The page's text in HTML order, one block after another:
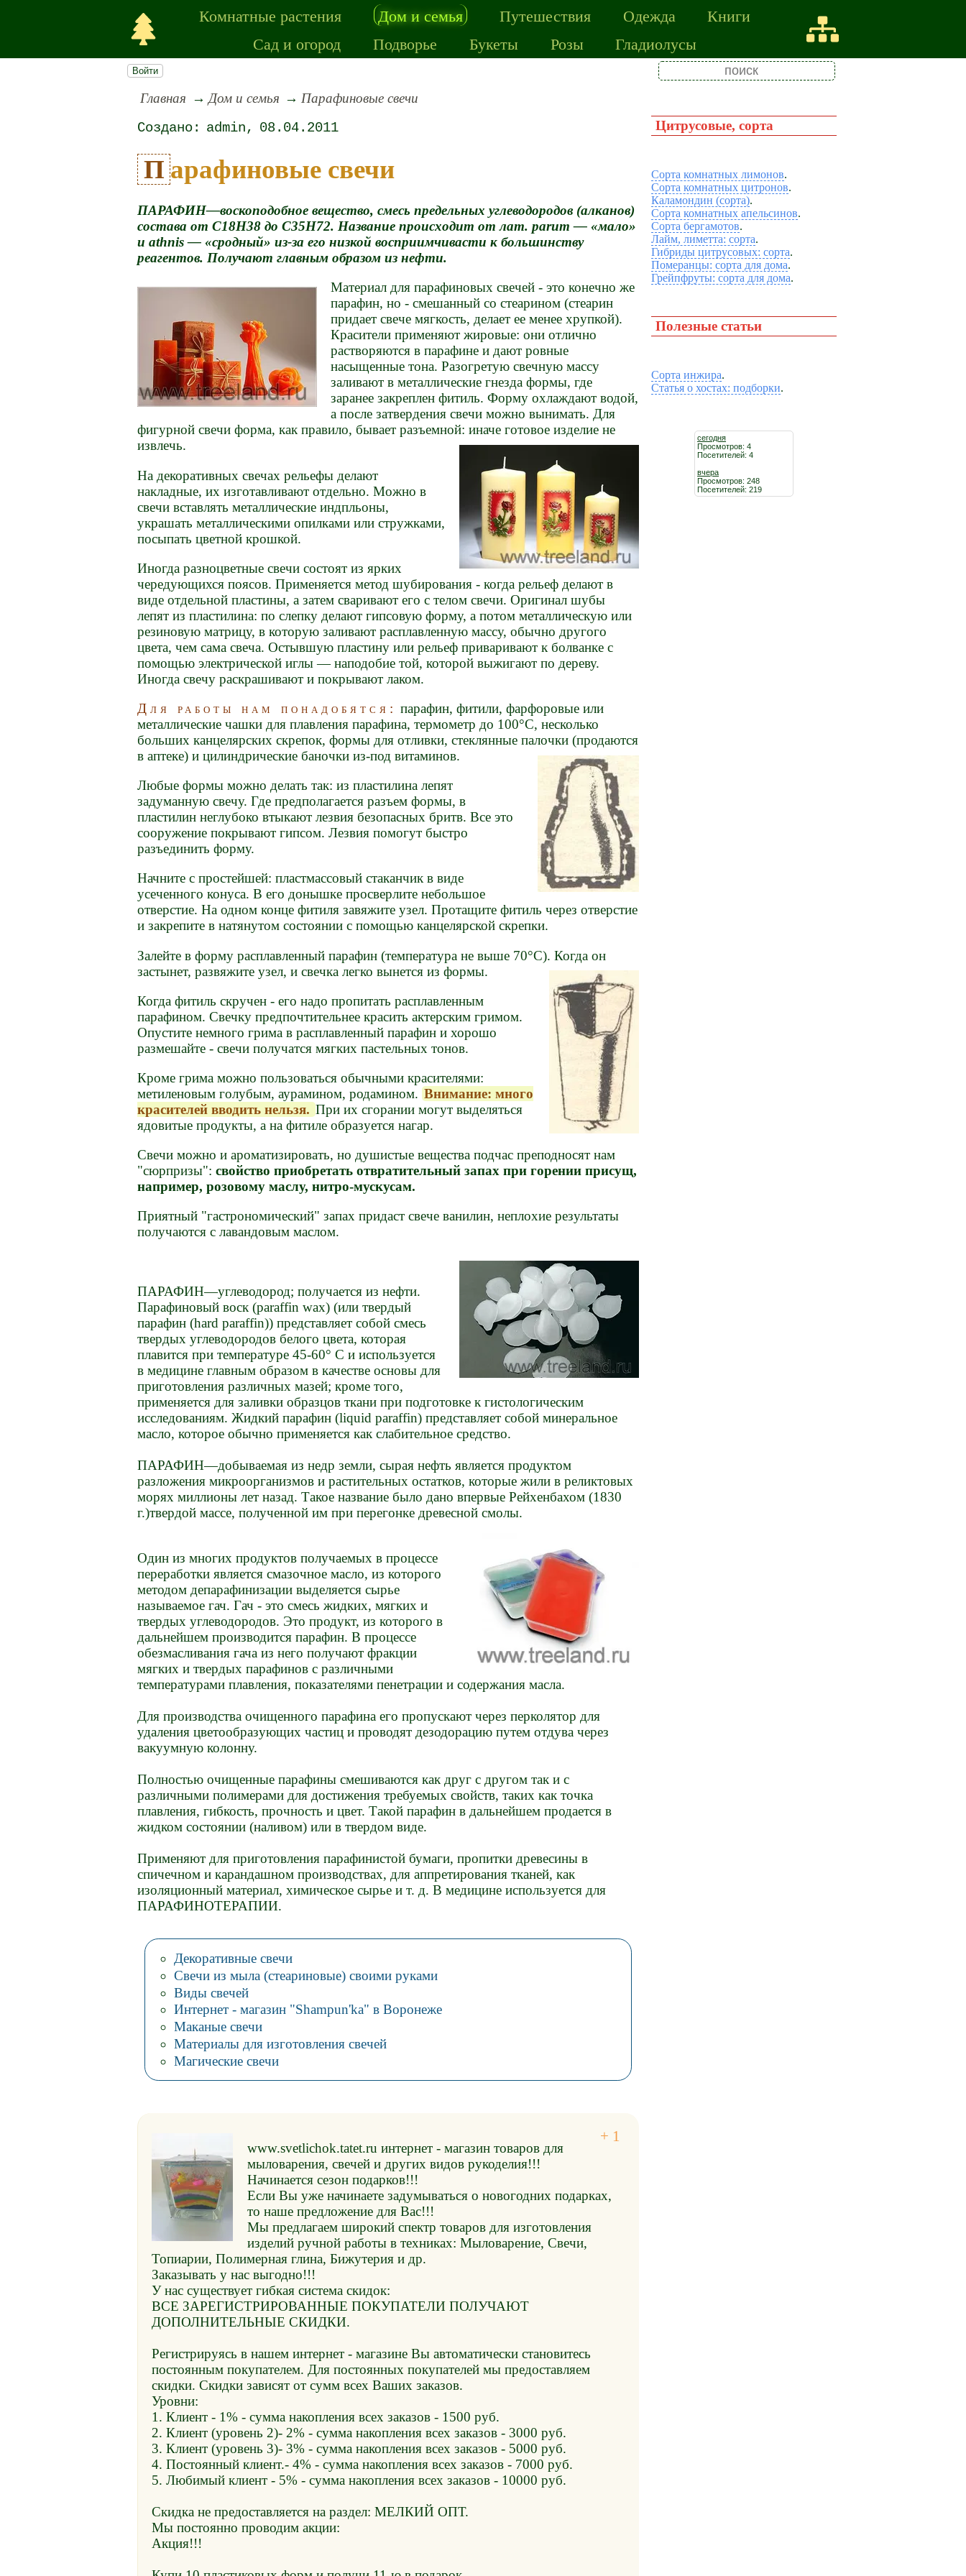
Комнатные растения Дом и семья Путешествия Одежда
Книги
Сад и огород
Подворье Букеты Розы Гладиолусы
Войти
Цитрусовые, сорта
Сорта комнатных лимонов.
Сорта комнатных цитронов.
Каламондин (сорта).
Сорта комнатных апельсинов.
Сорта бергамотов.
Лайм, лиметта: сорта.
Гибриды цитрусовых: сорта.
Померанцы: сорта для дома.
Грейпфруты: сорта для дома.
Полезные статьи
Сорта инжира.
Статья о хостах: подборки.
сегодня
Просмотров: 4
Посетителей: 4
вчера
Просмотров: 248
Посетителей: 219
Главная Дом и семья Парафиновые свечи
admin 08.04.2011
Парафиновые свечи
ПАРАФИН—воскоподобное вещество, смесь предельных углеводородов (алканов)
состава от С18Н38 до С35Н72. Название происходит от лат. parum — «мало»
и athnis — «сродный» из-за его низкой восприимчивасти к большинству
реагентов. Получают главным образом из нефти.
Материал для парафиновых свечей - это конечно же
парафин, но - смешанный со стеарином (стеарин
придает свече мягкость, делает ее менее хрупкой).
Красители применяют жировые: они отлично
растворяются в парафине и дают ровные
насыщенные тона. Разогретую свечную массу
заливают в металлические гнезда формы, где
заранее закреплен фитиль. Форму охлаждают водой,
а после затвердения свечи можно вынимать. Для
фигурной свечи форма, как правило, бывает разъемной: иначе готовое изделие не
извлечь.
На декоративных свечах рельефы делают
накладные, их изготавливают отдельно. Можно в
свечи вставлять металлические индпльоны,
украшать металлическими опилками или стружками,
посыпать цветной крошкой.
Иногда разноцветные свечи состоят из ярких
чередующихся поясов. Применяется метод шубирования - когда рельеф делают в
виде отдельной пластины, а затем сваривают его с телом свечи. Оригинал шубы
лепят из пластилина: по слепку делают гипсовую форму, а потом металлическую или
резиновую матрицу, в которую заливают расплавленную массу, обычно другого
цвета, чем сама свеча. Остывшую пластину или рельеф приваривают к болванке с
помощью электрической иглы — наподобие той, которой выжигают по дереву.
Иногда свечу раскрашивают и покрывают лаком.
Для работы нам понадобятся: парафин, фитили, фарфоровые или
металлические чашки для плавления парафина, термометр до 100°С, несколько
больших канцелярских скрепок, формы для отливки, стеклянные палочки (продаются
в аптеке) и цилиндрические баночки из-под витаминов.
Любые формы можно делать так: из пластилина лепят
задуманную свечу. Где предполагается разъем формы, в
пластилин неглубоко втыкают лезвия безопасных бритв. Все это
сооружение покрывают гипсом. Лезвия помогут быстро
разъединить форму.
Начните с простейшей: пластмассовый стаканчик в виде
усеченного конуса. В его донышке просверлите небольшое
отверстие. На одном конце фитиля завяжите узел. Протащите фитиль через отверстие
и закрепите в натянутом состоянии с помощью канцелярской скрепки.
Залейте в форму расплавленный парафин (температура не выше 70°С). Когда он
застынет, развяжите узел, и свечка легко вынется из формы.
Когда фитиль скручен - его надо пропитать расплавленным
парафином. Свечку предпочтительнее красить актерским гримом.
Опустите немного грима в расплавленный парафин и хорошо
размешайте - свечи получатся мягких пастельных тонов.
Кроме грима можно пользоваться обычными красителями:
метиленовым голубым, аурамином, родамином. Внимание: много
красителей вводить нельзя. При их сгорании могут выделяться
ядовитые продукты, а на фитиле образуется нагар.
Свечи можно и ароматизировать, но душистые вещества подчас преподносят нам
"сюрпризы":свойство приобретать отвратительный запах при горении присущ,
например, розовому маслу, нитро-мускусам.
Приятный "гастрономический" запах придаст свече ванилин, неплохие результаты
получаются с лавандовым маслом.
ПАРАФИН—углеводород; получается из нефти.
Парафиновый воск (paraffin wax) (или твердый
парафин (hard paraffin)) представляет собой смесь
твердых углеводородов белого цвета, которая
плавится при температуре 45-60° С и используется
в медицине главным образом в качестве основы для
приготовления различных мазей; кроме того,
применяется для заливки образцов ткани при подготовке к гистологическим
исследованиям. Жидкий парафин (liquid paraffin) представляет собой минеральное
масло, которое обычно применяется как слабительное средство.
ПАРАФИН—добываемая из недр земли, сырая нефть является продуктом
разложения микроорганизмов и растительных остатков, которые жили в реликтовых
морях миллионы лет назад. Такое название было дано впервые Рейхенбахом (1830
г.)твердой массе, полученной им при перегонке древесной смолы.
Один из многих продуктов получаемых в процессе
переработки является смазочное масло, из которого
методом депарафинизации выделяется сырье
называемое гач. Гач - это смесь жидких, мягких и
твердых углеводородов. Это продукт, из которого в
дальнейшем производится парафин. В процессе
обезмасливания гача из него получают фракции
мягких и твердых парафинов с различными
температурами плавления, показателями пенетрации и содержания масла.
Для производства очищенного парафина его пропускают через перколятор для
удаления цветообразующих частиц и проводят дезодорацию путем отдува через
вакуумную колонну.
Полностью очищенные парафины смешиваются как друг с другом так и с
различными полимерами для достижения требуемых свойств, таких как точка
плавления, гибкость, прочность и цвет. Такой парафин в дальнейшем продается в
жидком состоянии (наливом) или в твердом виде.
Применяют для приготовления парафинистой бумаги, пропитки древесины в
спичечном и карандашном производствах, для аппретирования тканей, как
изоляционный материал, химическое сырье и т. д. В медицине используется для
ПАРАФИНОТЕРАПИИ.
Декоративные свечи
Свечи из мыла (стеариновые) своими руками
Виды свечей
Интернет - магазин "Shampun'ka" в Воронеже
Маканые свечи
Материалы для изготовления свечей
Магические свечи
www.svetlichok.tatet.ru интернет - магазин товаров для
мыловарения, свечей и других видов рукоделия!!!
Начинается сезон подарков!!!
Если Вы уже начинаете задумываться о новогодних подарках,
то наше предложение для Вас!!!
Мы предлагаем широкий спектр товаров для изготовления
изделий ручной работы в техниках: Мыловарение, Свечи,
Топиарии, Полимерная глина, Бижутерия и др.
Заказывать у нас выгодно!!!
У нас существует гибкая система скидок:
ВСЕ ЗАРЕГИСТРИРОВАННЫЕ ПОКУПАТЕЛИ ПОЛУЧАЮТ
ДОПОЛНИТЕЛЬНЫЕ СКИДКИ.
Регистрируясь в нашем интернет - магазине Вы автоматически становитесь
постоянным покупателем. Для постоянных покупателей мы предоставляем
скидки. Скидки зависят от сумм всех Ваших заказов.
Уровни:
1. Клиент - 1% - сумма накопления всех заказов - 1500 руб.
2. Клиент (уровень 2)- 2% - сумма накопления всех заказов - 3000 руб.
3. Клиент (уровень 3)- 3% - сумма накопления всех заказов - 5000 руб.
4. Постоянный клиент.- 4% - сумма накопления всех заказов - 7000 руб.
5. Любимый клиент - 5% - сумма накопления всех заказов - 10000 руб.
Скидка не предоставляется на раздел: МЕЛКИЙ ОПТ.
Мы постоянно проводим акции:
Акция!!!